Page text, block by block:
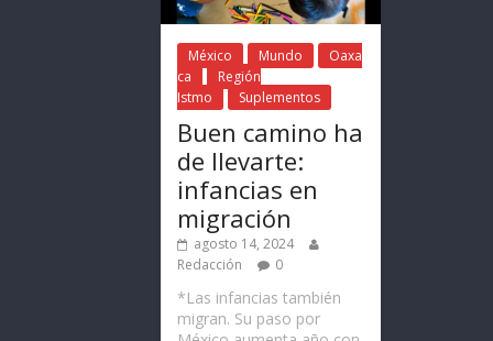
México Mundo
Oaxa
ca
Región
Istmo
Suplementos
Buen camino ha
de llevarte:
infancias en
migración
agosto 14, 2024
Redacción
0
*Las infancias también
migran. Su paso por